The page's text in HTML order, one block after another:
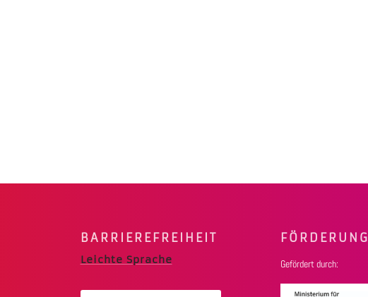
BARRIERE­FREIHEIT
Leichte Sprache
FÖRDERUNG
Gefördert durch: